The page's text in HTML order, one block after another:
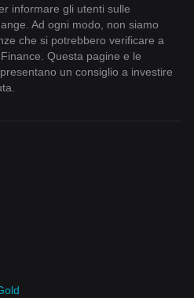
informare gli utenti sulle
Ad ogni modo, non siamo
che si potrebbero verificare a
Questa pagine e le
un consiglio a investire